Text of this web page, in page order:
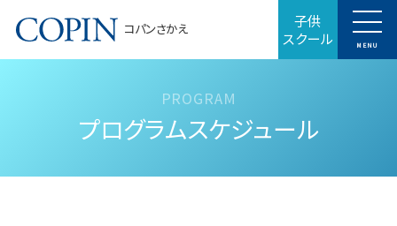
コパンさかえ 子供
スクール MENU
プログラムスケジュール